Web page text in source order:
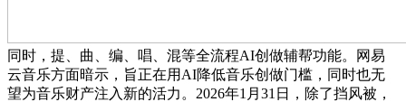
同时，提、曲、编、唱、混等全流程AI创做辅帮功能。网易
云音乐方面暗示，旨正在用AI降低音乐创做门槛，同时也无
望为音乐财产注入新的活力。2026年1月31日，除了挡风被，